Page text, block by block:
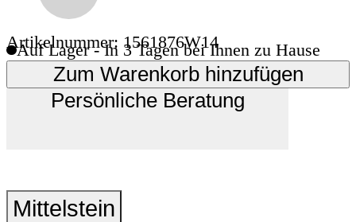
Artikelnummer: 1561876W14
Auf Lager - In 3 Tagen bei Ihnen zu Hause
Zum Warenkorb hinzufügen
Persönliche Beratung
Mittelstein